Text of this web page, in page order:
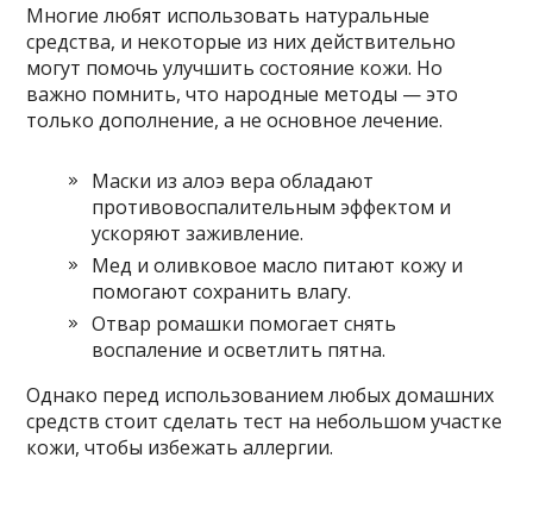
Многие любят использовать натуральные
средства, и некоторые из них действительно
могут помочь улучшить состояние кожи. Но
важно помнить, что народные методы — это
только дополнение, а не основное лечение.
Маски из алоэ вера обладают
противовоспалительным эффектом и
ускоряют заживление.
Мед и оливковое масло питают кожу и
помогают сохранить влагу.
Отвар ромашки помогает снять
воспаление и осветлить пятна.
Однако перед использованием любых домашних
средств стоит сделать тест на небольшом участке
кожи, чтобы избежать аллергии.